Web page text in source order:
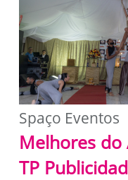
Spaço Eventos
Melhores do
TP